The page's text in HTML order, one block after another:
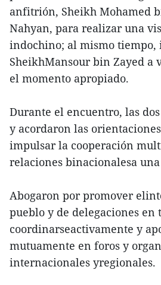
anfitrión, Sheikh Mohamed
Nahyan, para realizar una
indochino; al mismo tiempo,
SheikhMansour bin Zayed a
el momento apropiado.
Durante el encuentro, las
y acordaron las
impulsar la cooperación
relaciones binacionalesa
Abogaron por promover
pueblo y de delegaciones en
coordinarseactivamente y
mutuamente en foros y
internacionales yregionales.